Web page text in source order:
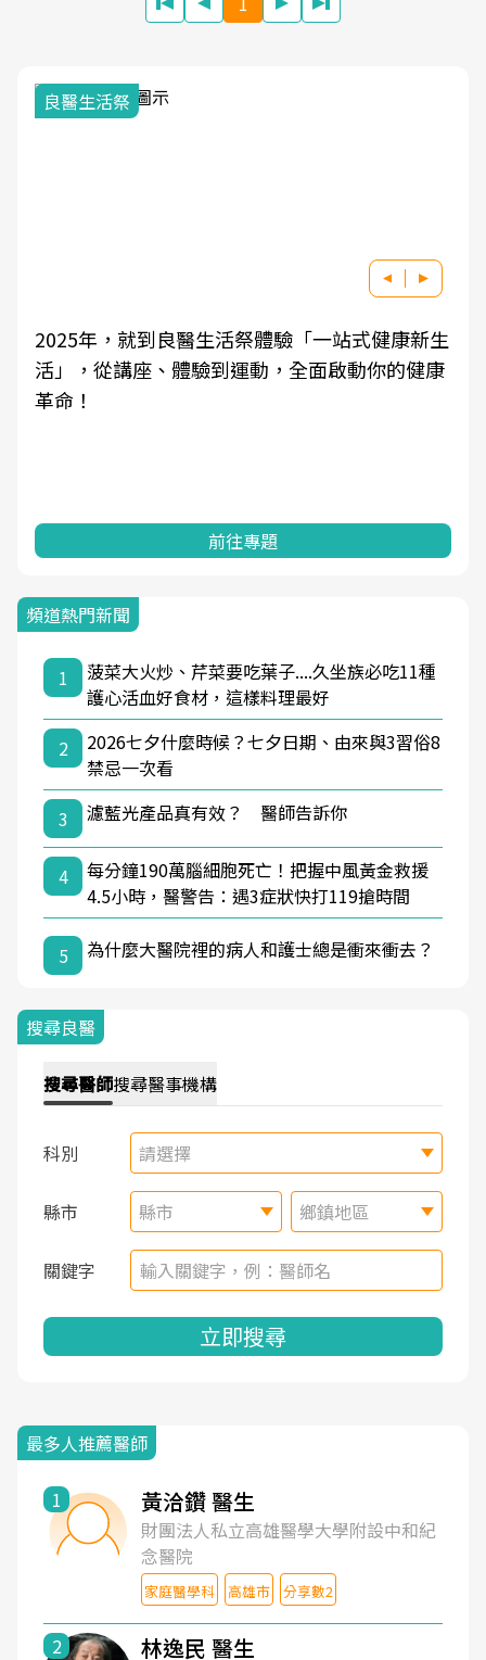
康新生
健康
我與健康韌性的距離
良醫健康網從「換季的身體變化」出發，透
學觀點與日常感受的對話，建立對亞健康的
前往專題
頻道熱門新聞
1
菠菜大火炒、芹菜要吃葉子....久坐族必吃11種
護心活血好食材，這樣料理最好
2
2026七夕什麼時候？七夕日期、由來與3習俗8
禁忌一次看
3
濾藍光產品真有效？ 醫師告訴你
4
每分鐘190萬腦細胞死亡！把握中風黃金救援
4.5小時，醫警告：遇3症狀快打119搶時間
5 為什麼大醫院裡的病人和護士總是衝來衝去？
搜尋良醫
搜尋醫師搜尋醫事機構
科別 請選擇
縣市 縣市 鄉鎮地區
關鍵字
立即搜尋
最多人推薦醫師
1 黃洽鑽 醫生
財團法人私立高雄醫學大學附設中和紀
念醫院
家庭醫學科 高雄市 分享數2
2 林逸民 醫生